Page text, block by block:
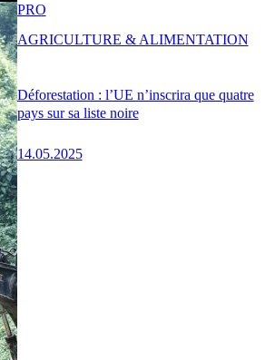
Déforestation : l’UE n’inscrira que quatre
pays sur sa liste noire
14.05.2025
PRO
AGRICULTURE & ALIMENTATION